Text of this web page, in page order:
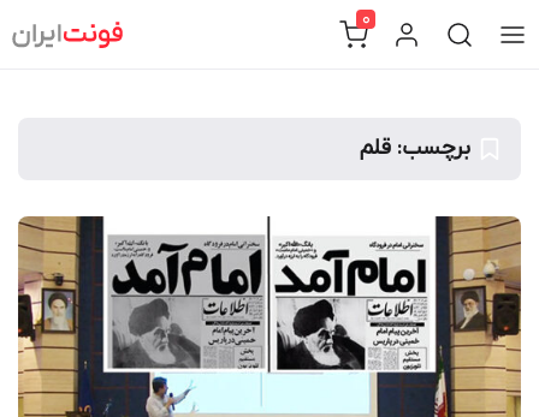
to
0
برچسب: قلم